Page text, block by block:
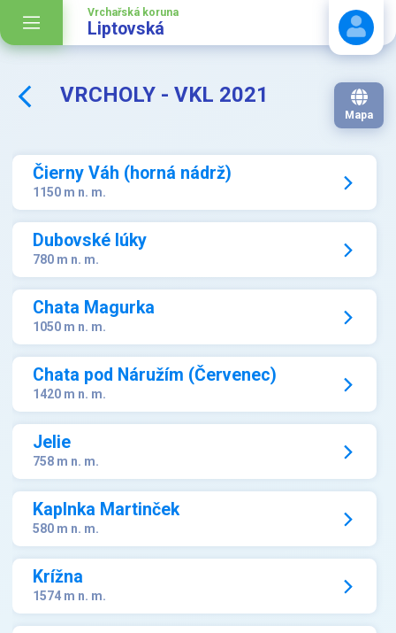
Vrchařská koruna
Liptovská
Stáhnout návod
VRCHOLY - VKL 2021
Mapa
Čierny Váh (horná nádrž)
1150 m n. m.
Dubovské lúky
780 m n. m.
Chata Magurka
1050 m n. m.
Chata pod Náružím (Červenec)
1420 m n. m.
Jelie
758 m n. m.
Kaplnka Martinček
580 m n. m.
Krížna
1574 m n. m.